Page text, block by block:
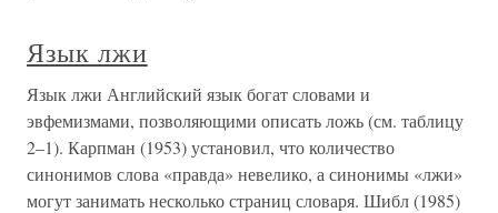
Язык лжи
Язык лжи Английский язык богат словами и
эвфемизмами, позволяющими описать ложь (см. таблицу
2–1). Карпман (1953) установил, что количество
синонимов слова «правда» невелико, а синонимы «лжи»
могут занимать несколько страниц словаря. Шибл (1985)